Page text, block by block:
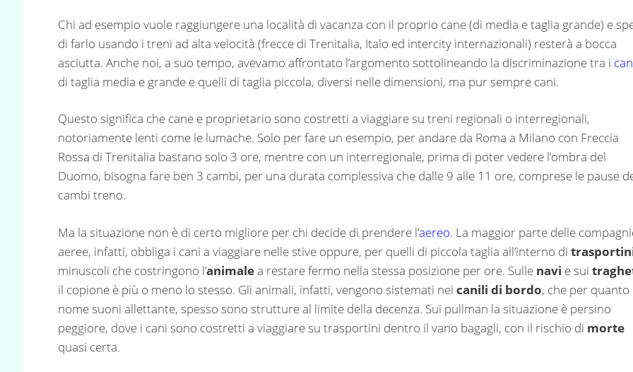
Chi ad esempio vuole raggiungere una località di vacanza con il proprio cane (di media e taglia grande) e
di farlo usando i treni ad alta velocità (frecce di Trenitalia, Italo ed intercity internazionali) resterà a bocca
asciutta. Anche noi, a suo tempo, avevamo affrontato l’argomento sottolineando la discriminazione tra i
di taglia media e grande e quelli di taglia piccola, diversi nelle dimensioni, ma pur sempre cani.
Questo significa che cane e proprietario sono costretti a viaggiare su treni regionali o interregionali,
notoriamente lenti come le lumache. Solo per fare un esempio, per andare da Roma a Milano con Freccia
Rossa di Trenitalia bastano solo 3 ore, mentre con un interregionale, prima di poter vedere l’ombra del
Duomo, bisogna fare ben 3 cambi, per una durata complessiva che dalle 9 alle 11 ore, comprese le pause
cambi treno.
Ma la situazione non è di certo migliore per chi decide di prendere l’aereo. La maggior parte delle
aeree, infatti, obbliga i cani a viaggiare nelle stive oppure, per quelli di piccola taglia all’interno di
minuscoli che costringono l’animalea restare fermo nella stessa posizione per ore. Sulle navi e sui
il copione è più o meno lo stesso. Gli animali, infatti, vengono sistemati nei canili di bordo, che per quanto
nome suoni allettante, spesso sono strutture al limite della decenza. Sui pullman la situazione è persino
peggiore, dove i cani sono costretti a viaggiare su trasportini dentro il vano bagagli, con il rischio di morte
quasi certa.